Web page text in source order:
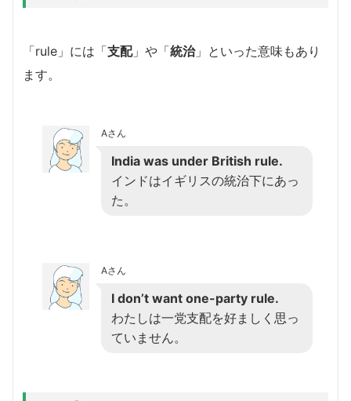
「rule」には「支配」や「統治」といった意味もあり
ます。
Aさん
India was under British rule.
インドはイギリスの統治下にあっ
た。
Aさん
I don’t want one-party rule.
わたしは一党支配を好ましく思っ
ていません。